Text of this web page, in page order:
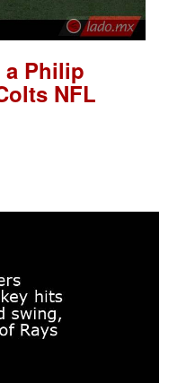
a Philip
NFL